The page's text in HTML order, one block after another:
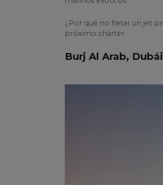
¿Por qué no fletar un jet
próximo chárter.
Burj Al Arab, Dubái